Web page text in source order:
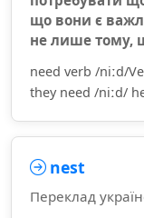
що вони є
не лише тому,
need verb /niːd/
they need /niːd/
nest
Переклад